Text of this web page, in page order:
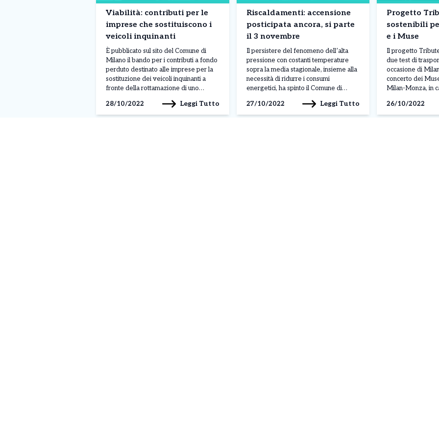
Viabilità: contributi per le
imprese che sostituiscono i
veicoli inquinanti
È pubblicato sul sito del Comune di
Milano il bando per i contributi a fondo
perduto destinato alle imprese per la
sostituzione dei veicoli inquinanti a
fronte della rottamazione di uno
milioni di euro che si aggiungono ai tre
milioni destinati ai residenti. Possono
28/10/2022 Leggi Tutto
Riscaldamenti: accensione
posticipata ancora, si parte
il 3 novembre
Il persistere del fenomeno dell’alta
pressione con costanti temperature
sopra la media stagionale, insieme alla
necessità di ridurre i consumi
energetici, ha spinto il Comune di
l’accensione degli impianti di
riscaldamento. È stata pubblicata
27/10/2022 Leggi Tutto
Progetto
sostenibili
e i Muse
Il progetto
due test di
occasione di
concerto dei
Milan-Monza, in
all’Alcatraz il 26
importanti eventi
26/10/2022